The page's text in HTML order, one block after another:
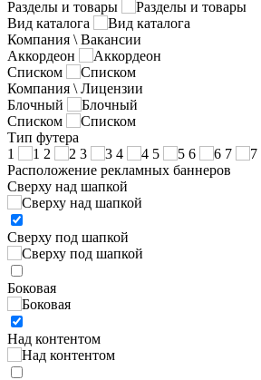
Разделы и товары
Вид каталога
Компания \ Вакансии
Аккордеон
Списком
Компания \ Лицензии
Блочный
Списком
Тип футера
1
2 3 4 5 6
7
Расположение рекламных баннеров
Сверху над шапкой
Сверху под шапкой
Боковая
Над контентом